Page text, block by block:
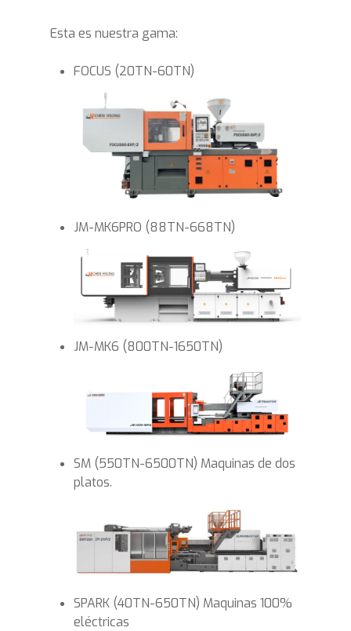
Esta es nuestra gama:
FOCUS (20TN-60TN)
JM-MK6PRO (88TN-668TN)
JM-MK6 (800TN-1650TN)
SM (550TN-6500TN) Maquinas de dos
platos.
SPARK (40TN-650TN) Maquinas 100%
eléctricas